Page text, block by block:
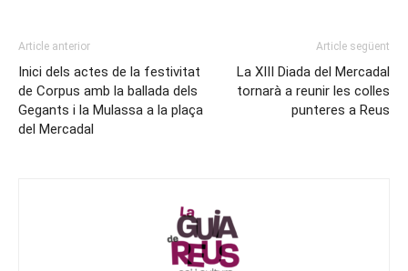
Article anterior
Inici dels actes de la festivitat
de Corpus amb la ballada dels
Gegants i la Mulassa a la plaça
del Mercadal
Article següent
La XIII Diada del Mercadal
tornarà a reunir les colles
punteres a Reus